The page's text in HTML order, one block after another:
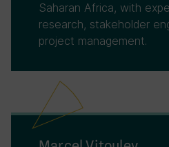
Saharan Africa, with
research, stakeholder
project management.